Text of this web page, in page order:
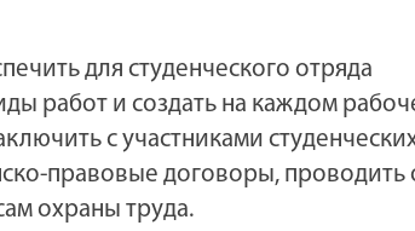
для студенческого отряда
работ и создать на каждом
с участниками
правовые договоры, проводить
охраны труда.